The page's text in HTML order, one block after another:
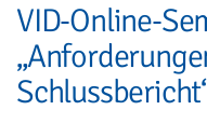
VID-Online-